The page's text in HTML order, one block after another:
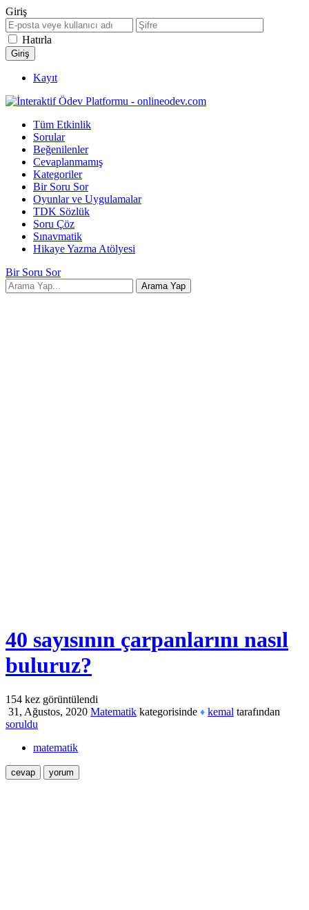
Giriş
Hatırla
Kayıt
Tüm Etkinlik
Sorular
Beğenilenler
Cevaplanmamış
Kategoriler
Bir Soru Sor
Oyunlar ve Uygulamalar
TDK Sözlük
Soru Çöz
Sınavmatik
Hikaye Yazma Atölyesi
Bir Soru Sor
40 sayısının çarpanlarını nasıl
buluruz?
154 kez görüntülendi
31, Ağustos, 2020 Matematik kategorisinde ♦ kemal tarafından
soruldu
matematik